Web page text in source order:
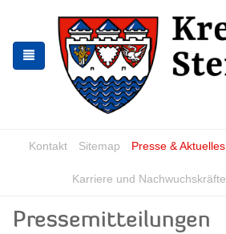
the
navigation
the
content
Kontakt Sitemap Presse & Aktuelles
Karriere und Nachwuchskräfte
Pressemitteilungen